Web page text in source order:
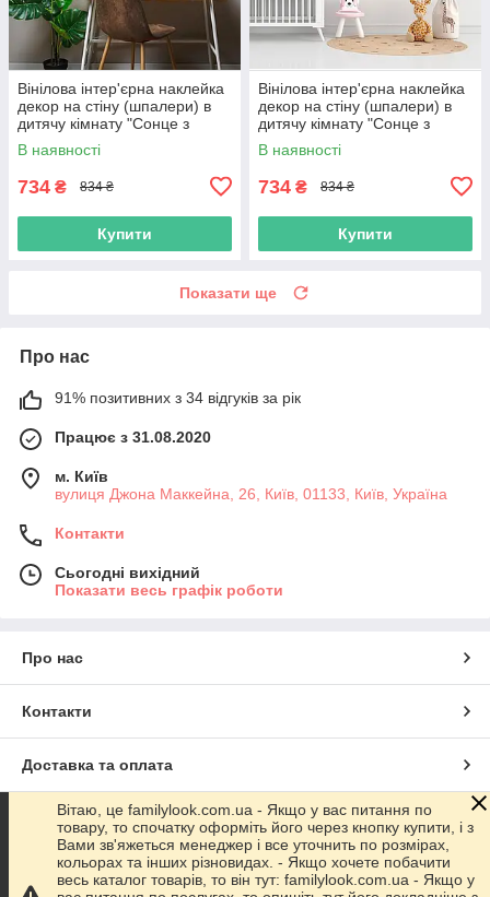
Вінілова інтер'єрна наклейка
декор на стіну (шпалери) в
дитячу кімнату "Сонце з
променями Sun" з Оракала
В наявності
734 ₴ 834 ₴
Купити
Вінілова інтер'єрна наклейка
декор на стіну (шпалери) в
дитячу кімнату "Сонце з
променями Sun" з Оракала
В наявності
734 ₴ 834 ₴
Купити
Показати ще
Про нас
91% позитивних з 34 відгуків за рік
Працює з 31.08.2020
м. Київ
вулиця Джона Маккейна, 26, Київ, 01133, Київ, Україна
Контакти
Сьогодні вихідний
Показати весь графік роботи
Про нас
Контакти
Доставка та оплата
Графік роботи
Повна версія сайту
Вітаю, це familylook.com.ua - Якщо у вас питання по
товару, то спочатку оформіть його через кнопку купити, і з
Вами зв'яжеться менеджер і все уточнить по розмірах,
кольорах та інших різновидах. - Якщо хочете побачити
весь каталог товарів, то він тут: familylook.com.ua - Якщо у